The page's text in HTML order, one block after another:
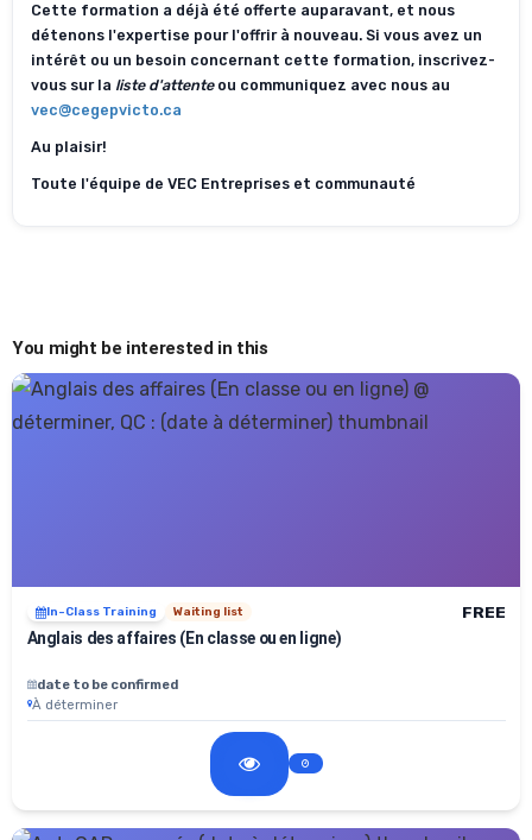
Cette formation a déjà été offerte auparavant, et nous
détenons l'expertise pour l'offrir à nouveau. Si vous avez un
intérêt ou un besoin concernant cette formation, inscrivez-
vous sur la liste d'attenteou communiquez avec nous au
vec@cegepvicto.ca
Au plaisir!
Toute l'équipe de VEC Entreprises et communauté
You might be interested in this
In-Class Training Waiting list
FREE
Anglais des affaires (En classe ou en ligne)
date to be confirmed
À déterminer